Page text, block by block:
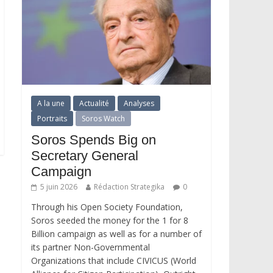
A la une Actualité
Analyses
Portraits
Soros Watch
Soros Spends Big on
Secretary General
Campaign
5 juin 2026 Rédaction Strategika 0
Through his Open Society Foundation,
Soros seeded the money for the 1 for 8
Billion campaign as well as for a number of
its partner Non-Governmental
Organizations that include CIVICUS (World